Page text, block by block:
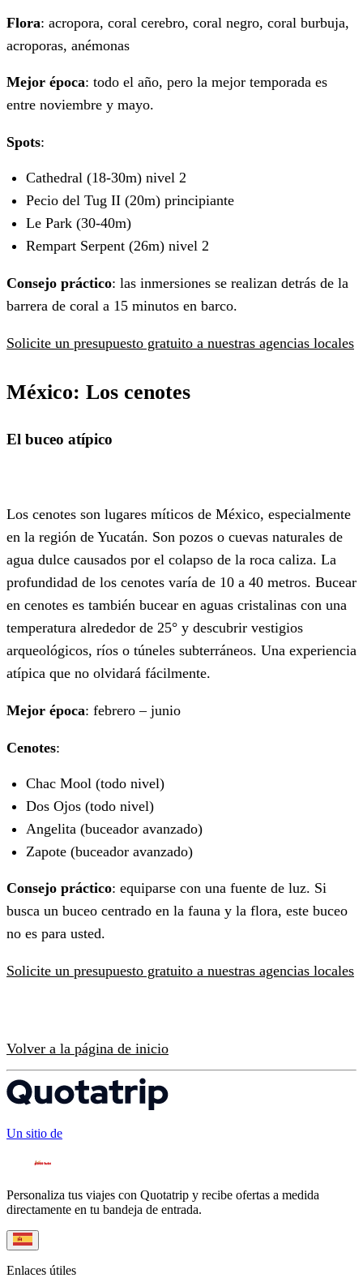
Flora: acropora, coral cerebro, coral negro, coral burbuja,
acroporas, anémonas
Mejor época: todo el año, pero la mejor temporada es
entre noviembre y mayo.
Spots:
Cathedral (18-30m) nivel 2
Pecio del Tug II (20m) principiante
Le Park (30-40m)
Rempart Serpent (26m) nivel 2
Consejo práctico: las inmersiones se realizan detrás de la
barrera de coral a 15 minutos en barco.
Solicite un presupuesto gratuito a nuestras agencias locales
México: Los cenotes
El buceo atípico
Los cenotes son lugares míticos de México, especialmente
en la región de Yucatán. Son pozos o cuevas naturales de
agua dulce causados por el colapso de la roca caliza. La
profundidad de los cenotes varía de 10 a 40 metros. Bucear
en cenotes es también bucear en aguas cristalinas con una
temperatura alrededor de 25° y descubrir vestigios
arqueológicos, ríos o túneles subterráneos. Una experiencia
atípica que no olvidará fácilmente.
Mejor época: febrero – junio
Cenotes:
Chac Mool (todo nivel)
Dos Ojos (todo nivel)
Angelita (buceador avanzado)
Zapote (buceador avanzado)
Consejo práctico: equiparse con una fuente de luz. Si
busca un buceo centrado en la fauna y la flora, este buceo
no es para usted.
Solicite un presupuesto gratuito a nuestras agencias locales
Volver a la página de inicio
Un sitio de
Personaliza tus viajes con Quotatrip y recibe ofertas a medida
directamente en tu bandeja de entrada.
Enlaces útiles